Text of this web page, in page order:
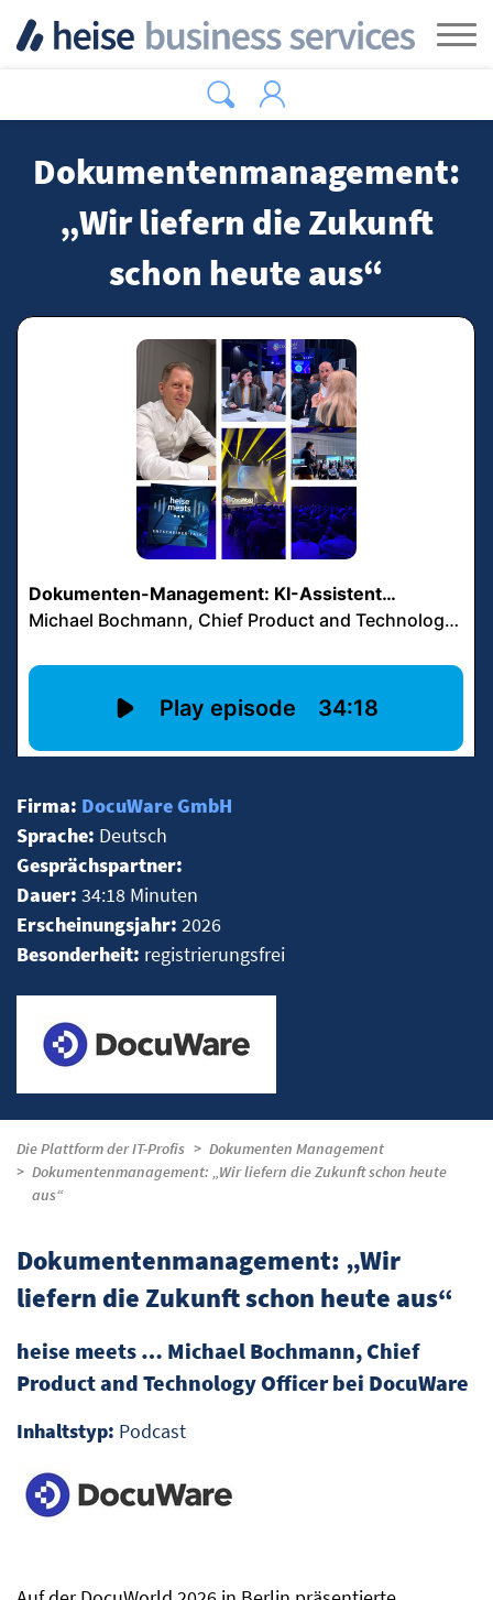
Dokumentenmanagement:
„Wir liefern die Zukunft
schon heute aus“
Firma: DocuWare GmbH
Sprache: Deutsch
Gesprächspartner:
Dauer: 34:18 Minuten
Erscheinungsjahr: 2026
Besonderheit: registrierungsfrei
Die Plattform der IT-Profis
Dokumenten Management
Dokumentenmanagement: „Wir liefern die Zukunft schon heute
aus“
Dokumentenmanagement: „Wir
liefern die Zukunft schon heute aus“
heise meets … Michael Bochmann, Chief
Product and Technology Officer bei DocuWare
Inhaltstyp: Podcast